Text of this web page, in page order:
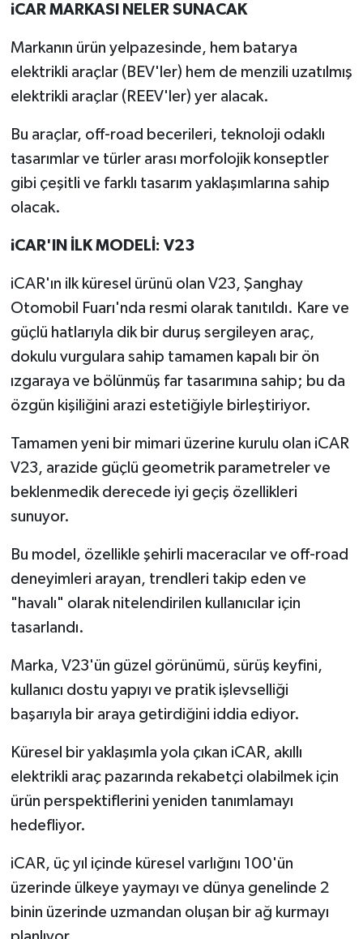
iCAR MARKASI NELER SUNACAK
Markanın ürün yelpazesinde, hem batarya
elektrikli araçlar (BEV'ler) hem de menzili uzatılmış
elektrikli araçlar (REEV'ler) yer alacak.
Bu araçlar, off-road becerileri, teknoloji odaklı
tasarımlar ve türler arası morfolojik konseptler
gibi çeşitli ve farklı tasarım yaklaşımlarına sahip
olacak.
iCAR'IN İLK MODELİ: V23
iCAR'ın ilk küresel ürünü olan V23, Şanghay
Otomobil Fuarı'nda resmi olarak tanıtıldı. Kare ve
güçlü hatlarıyla dik bir duruş sergileyen araç,
dokulu vurgulara sahip tamamen kapalı bir ön
ızgaraya ve bölünmüş far tasarımına sahip; bu da
özgün kişiliğini arazi estetiğiyle birleştiriyor.
Tamamen yeni bir mimari üzerine kurulu olan iCAR
V23, arazide güçlü geometrik parametreler ve
beklenmedik derecede iyi geçiş özellikleri
sunuyor.
Bu model, özellikle şehirli maceracılar ve off-road
deneyimleri arayan, trendleri takip eden ve
"havalı" olarak nitelendirilen kullanıcılar için
tasarlandı.
Marka, V23'ün güzel görünümü, sürüş keyfini,
kullanıcı dostu yapıyı ve pratik işlevselliği
başarıyla bir araya getirdiğini iddia ediyor.
Küresel bir yaklaşımla yola çıkan iCAR, akıllı
elektrikli araç pazarında rekabetçi olabilmek için
ürün perspektiflerini yeniden tanımlamayı
hedefliyor.
iCAR, üç yıl içinde küresel varlığını 100'ün
üzerinde ülkeye yaymayı ve dünya genelinde 2
binin üzerinde uzmandan oluşan bir ağ kurmayı